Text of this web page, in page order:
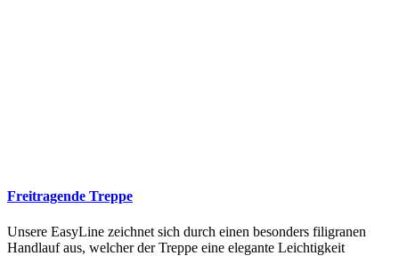
Freitragende Treppe
Unsere EasyLine zeichnet sich durch einen besonders filigranen
Handlauf aus, welcher der Treppe eine elegante Leichtigkeit